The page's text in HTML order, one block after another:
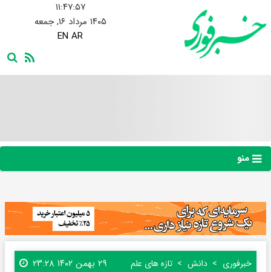
۱۱:۴۷:۵۸
۱۴۰۵ مرداد ۱۶, جمعه
EN AR
منو
خبرفوری دانش تازه های علم ۲۹ بهمن ۱۴۰۲ ۲۳:۲۸